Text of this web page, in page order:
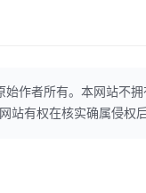
作者所有。本网站不
站有权在核实确属侵权